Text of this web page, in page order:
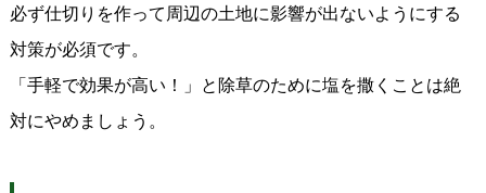
必ず仕切りを作って周辺の土地に影響が出ないようにする
対策が必須です。
「手軽で効果が高い！」と除草のために塩を撒くことは絶
対にやめましょう。